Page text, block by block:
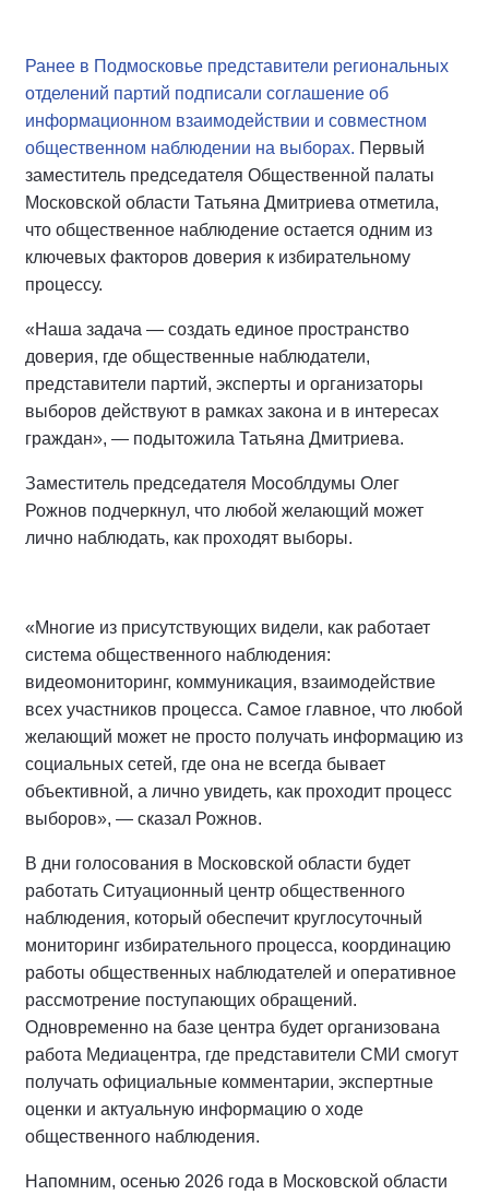
Ранее в Подмосковье представители региональных
отделений партий подписали соглашение об
информационном взаимодействии и совместном
общественном наблюдении на выборах. Первый
заместитель председателя Общественной палаты
Московской области Татьяна Дмитриева отметила,
что общественное наблюдение остается одним из
ключевых факторов доверия к избирательному
процессу.
«Наша задача — создать единое пространство
доверия, где общественные наблюдатели,
представители партий, эксперты и организаторы
выборов действуют в рамках закона и в интересах
граждан», — подытожила Татьяна Дмитриева.
Заместитель председателя Мособлдумы Олег
Рожнов подчеркнул, что любой желающий может
лично наблюдать, как проходят выборы.
«Многие из присутствующих видели, как работает
система общественного наблюдения:
видеомониторинг, коммуникация, взаимодействие
всех участников процесса. Самое главное, что любой
желающий может не просто получать информацию из
социальных сетей, где она не всегда бывает
объективной, а лично увидеть, как проходит процесс
выборов», — сказал Рожнов.
В дни голосования в Московской области будет
работать Ситуационный центр общественного
наблюдения, который обеспечит круглосуточный
мониторинг избирательного процесса, координацию
работы общественных наблюдателей и оперативное
рассмотрение поступающих обращений.
Одновременно на базе центра будет организована
работа Медиацентра, где представители СМИ смогут
получать официальные комментарии, экспертные
оценки и актуальную информацию о ходе
общественного наблюдения.
Напомним, осенью 2026 года в Московской области